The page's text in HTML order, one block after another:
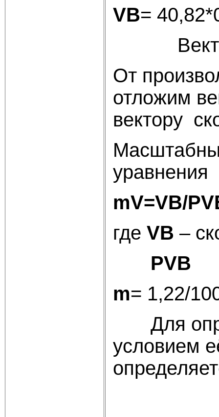
VB=
От
отложим
вектору
уравнения
mV=VB/
где VB –
PVB
m= 1,22/
Для
условием